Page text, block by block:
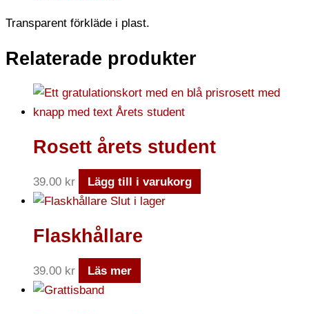
Transparent förkläde i plast.
Relaterade produkter
Rosett årets student
39.00 kr
Lägg till i varukorg
Slut i lager
Flaskhållare
39.00 kr Läs mer